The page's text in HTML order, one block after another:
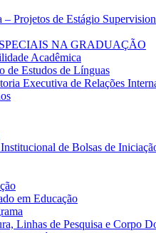
– Projetos de Estágio
NA GRADUAÇÃO
Acadêmica
de Estudos de Línguas
Executiva de Relações
de Bolsas de
em Educação
Linhas de Pesquisa e Corpo